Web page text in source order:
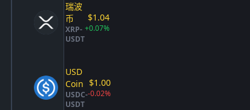
瑞波
币
XRP-
USDT
$1.04
+0.07%
USD
Coin
USDC-
USDT
$1.00
-0.02%